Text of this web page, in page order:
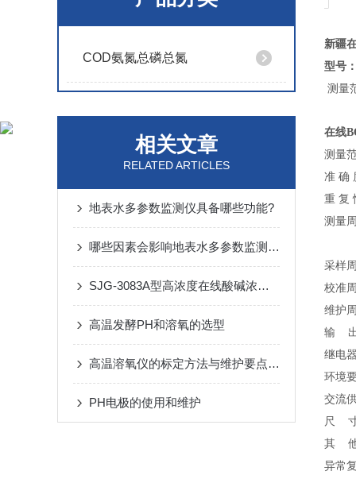
COD氨氮总磷总氮
相关文章
RELATED ARTICLES
地表水多参数监测仪具备哪些功能?
哪些因素会影响地表水多参数监测仪的准确性？
SJG-3083A型高浓度在线酸碱浓度计说明书
高温发酵PH和溶氧的选型
高温溶氧仪的标定方法与维护要点分享
PH电极的使用和维护
新疆
型号
测量
在线
测量
准 确
重 复
测量
采样
校准
维护
输
继电
环境
交流
尺
其
异常